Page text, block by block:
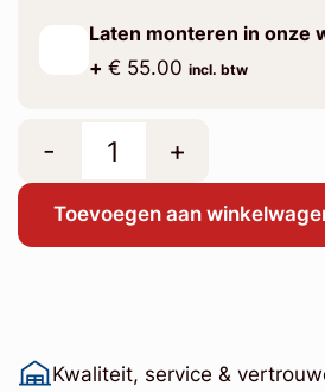
Laten monteren in onze
+ € 55.00 incl. btw
- +
Toevoegen aan
Kwaliteit, service &